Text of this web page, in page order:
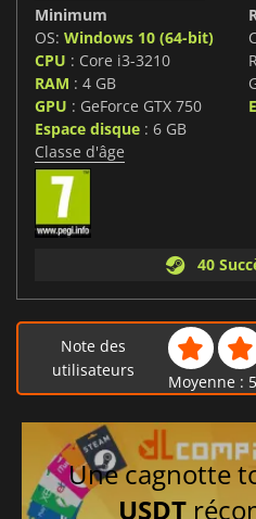
Minimum
OS: Windows 10 (64-bit)
CPU : Core i3-3210
RAM : 4 GB
GPU : GeForce GTX 750
Espace disque : 6 GB
Classe d'âge
40
Note des
utilisateurs
Moyenne : 5
Une cagnotte
USDT